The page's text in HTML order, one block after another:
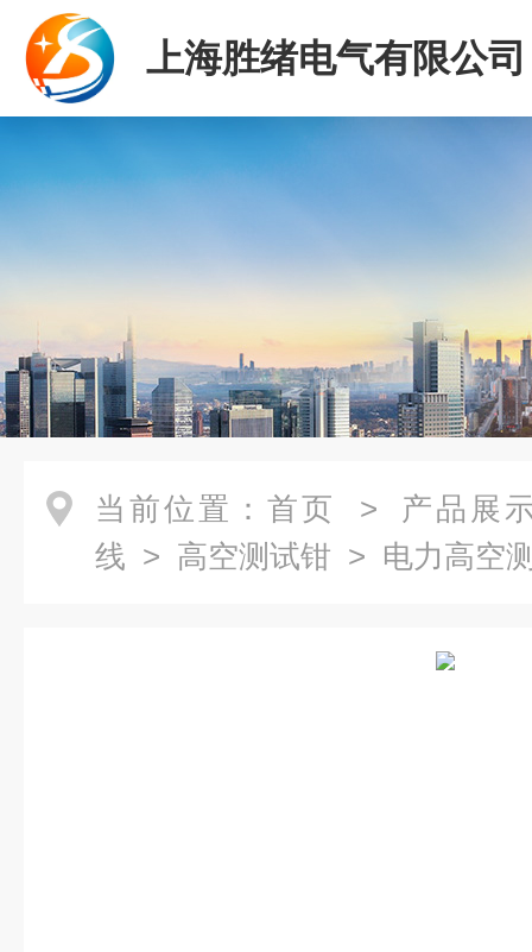
上海胜绪电气有限公司
当前位置： 首页 > 产品展
线 > 高空测试钳 > 电力高空